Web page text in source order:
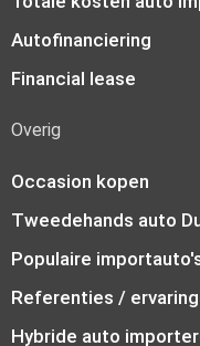
Autofinanciering
Financial lease
Overig
Occasion kopen
Tweedehands auto
Populaire
Referenties /
Hybride auto